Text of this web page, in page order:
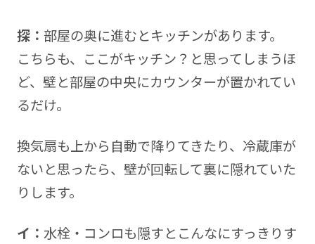
探： 部屋の奥に進むとキッチンがあります。
こちらも、ここがキッチン？と思ってしまうほ
ど、壁と部屋の中央にカウンターが置かれてい
るだけ。
換気扇も上から自動で降りてきたり、冷蔵庫が
ないと思ったら、壁が回転して裏に隠れていた
りします。
イ： 水栓・コンロも隠すとこんなにすっきりす